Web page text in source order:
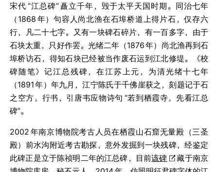
宋代 “江总碑”矗立千年，毁于太平天国时期。同治七年
（1868 年）句容人尚北渔在石埠桥道上得片石，仅存六
行，凡二十七字。又有一块碑石碎片，有一百多字，由于
石块太重，只好作罢。光绪二年（1876年）尚北渔再到石
埠桥访石，得知石块已经被当作废石运到江北修堤。《校
碑随笔》记江总残碑，在江苏上元，为清光绪十七年
（1891年）年九月，江宁陈氏于千佛崖获之，刻题记于石
之空方，行书，引唐韦应物诗句 “若到栖霞寺，先看江总
碑”。
2002 年南京博物院考古人员在栖霞山石窟无量殿（三圣
殿）前水沟附近考古勘探，意外发掘到一块残碑，经鉴定
此碑正是立于陈祯明二年的江总碑，目前该碑
藏于南京